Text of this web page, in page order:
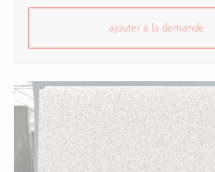
ajouter à la demande